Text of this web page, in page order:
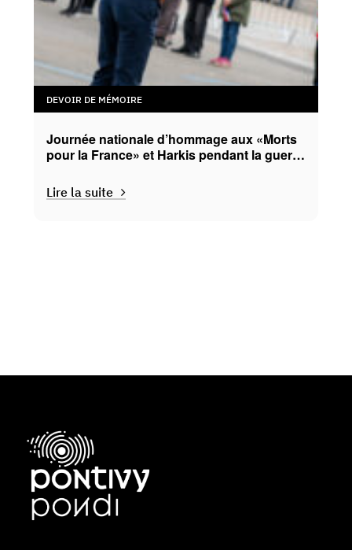
DEVOIR DE MÉMOIRE
Journée nationale d’hommage aux «Morts
pour la France» et Harkis pendant la guerre
Maroc
Lire la suite